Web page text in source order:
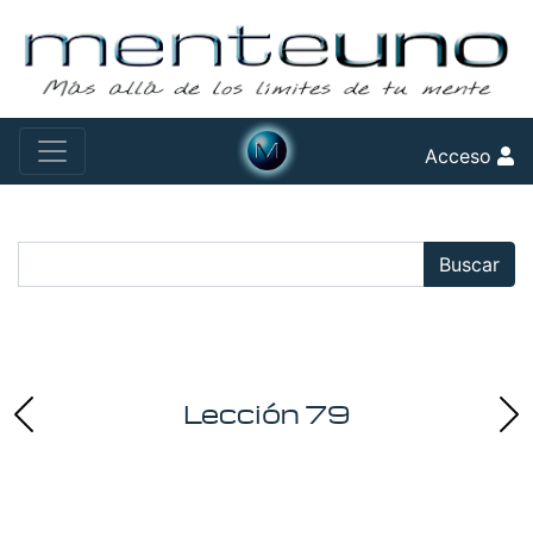
Acceso
Buscar
Lección 79